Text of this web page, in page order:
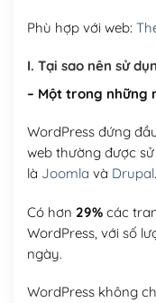
Hosting 5GB
Hosting 8GB
Phù hợp với web:
I. Tại sao nên sử
– Một trong những
WordPress đứng
web thường được
là Joomla và Drupal.
Có hơn 29%các
WordPress, với số
ngày.
WordPress không